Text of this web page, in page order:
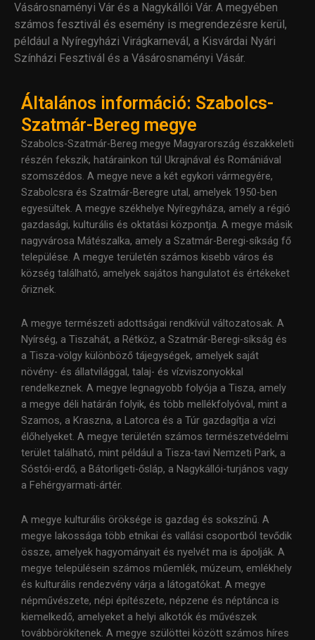
Vásárosnaményi Vár és a Nagykállói Vár. A megyében
számos fesztivál és esemény is megrendezésre kerül,
például a Nyíregyházi Virágkarnevál, a Kisvárdai Nyári
Színházi Fesztivál és a Vásárosnaményi Vásár.
Általános információ: Szabolcs-
Szatmár-Bereg megye
Szabolcs-Szatmár-Bereg megye Magyarország északkeleti
részén fekszik, határainkon túl Ukrajnával és Romániával
szomszédos. A megye neve a két egykori vármegyére,
Szabolcsra és Szatmár-Beregre utal, amelyek 1950-ben
egyesültek. A megye székhelye Nyíregyháza, amely a régió
gazdasági, kulturális és oktatási központja. A megye másik
nagyvárosa Mátészalka, amely a Szatmár-Beregi-síkság fő
települése. A megye területén számos kisebb város és
község található, amelyek sajátos hangulatot és értékeket
őriznek.
A megye természeti adottságai rendkívül változatosak. A
Nyírség, a Tiszahát, a Rétköz, a Szatmár-Beregi-síkság és
a Tisza-völgy különböző tájegységek, amelyek saját
növény- és állatvilággal, talaj- és vízviszonyokkal
rendelkeznek. A megye legnagyobb folyója a Tisza, amely
a megye déli határán folyik, és több mellékfolyóval, mint a
Szamos, a Kraszna, a Latorca és a Túr gazdagítja a vízi
élőhelyeket. A megye területén számos természetvédelmi
terület található, mint például a Tisza-tavi Nemzeti Park, a
Sóstói-erdő, a Bátorligeti-ősláp, a Nagykállói-turjános vagy
a Fehérgyarmati-ártér.
A megye kulturális öröksége is gazdag és sokszínű. A
megye lakossága több etnikai és vallási csoportból tevődik
össze, amelyek hagyományait és nyelvét ma is ápolják. A
megye településein számos műemlék, múzeum, emlékhely
és kulturális rendezvény várja a látogatókat. A megye
népművészete, népi építészete, népzene és néptánca is
kiemelkedő, amelyeket a helyi alkotók és művészek
továbbörökítenek. A megye szülöttei között számos híres